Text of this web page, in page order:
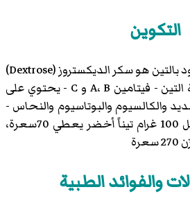
التكوين
بالتين هو سكر الديكستروز(
Dextrose
)‏
وهو يبلغ 50% من تركيبة التين - فيتامين A، B و C - يحتوي على
والكالسيوم والبوتاسيوم والنحاس -
يعطي سعرات عالية. فكل 100 غرام تيناً أخضر يعطي 70سعرة،
والفوائد الطبية